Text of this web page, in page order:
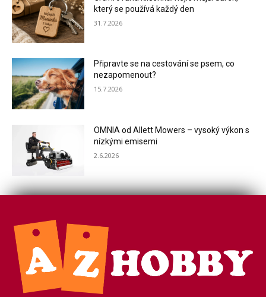
který se používá každý den
31.7.2026
Připravte se na cestování se psem, co
nezapomenout?
15.7.2026
OMNIA od Allett Mowers – vysoký výkon s
nízkými emisemi
2.6.2026